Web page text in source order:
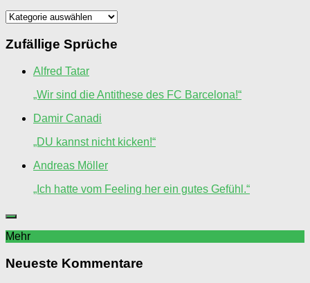
Spruchkünstler
Zufällige Sprüche
Alfred Tatar
„Wir sind die Antithese des FC Barcelona!“
Damir Canadi
„DU kannst nicht kicken!“
Andreas Möller
„Ich hatte vom Feeling her ein gutes Gefühl.“
Mehr
Neueste Kommentare